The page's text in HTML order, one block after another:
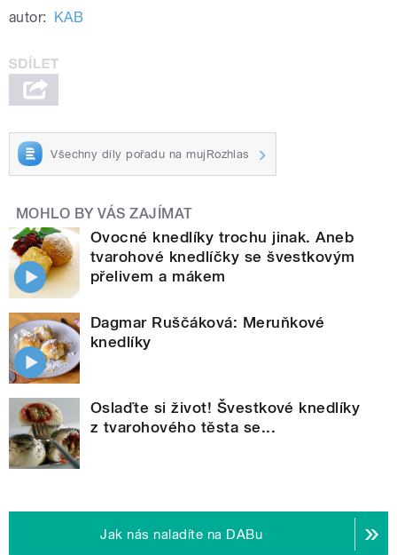
autor: KAB
Všechny díly pořadu na mujRozhlas
MOHLO BY VÁS ZAJÍMAT
Ovocné knedlíky trochu jinak. Aneb
tvarohové knedlíčky se švestkovým
přelivem a mákem
Dagmar Ruščáková: Meruňkové
knedlíky
Oslaďte si život! Švestkové knedlíky
z tvarohového těsta se...
Jak nás naladíte na DABu